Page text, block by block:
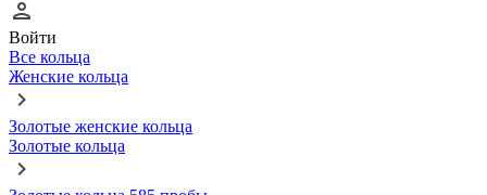
Войти
Все кольца
Женские кольца
Золотые женские кольца
Золотые кольца